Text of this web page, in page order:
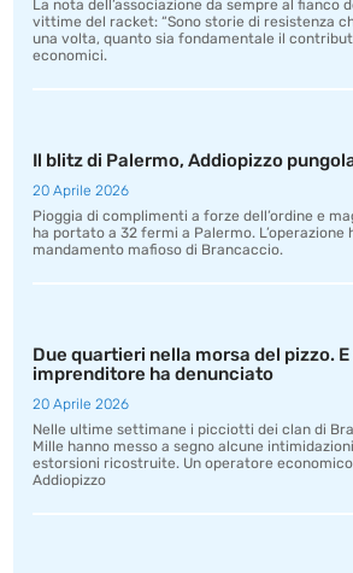
La nota dell’associazione da sempre al fianco
vittime del racket: “Sono storie di resistenza
una volta, quanto sia fondamentale il
economici.
Il blitz di Palermo, Addiopizzo
20 Aprile 2026
Pioggia di complimenti a forze dell’ordine e
ha portato a 32 fermi a Palermo. L’operazione
mandamento mafioso di Brancaccio.
Due quartieri nella morsa del pizzo. E
imprenditore ha denunciato
20 Aprile 2026
Nelle ultime settimane i picciotti dei clan di
Mille hanno messo a segno alcune
estorsioni ricostruite. Un operatore
Addiopizzo